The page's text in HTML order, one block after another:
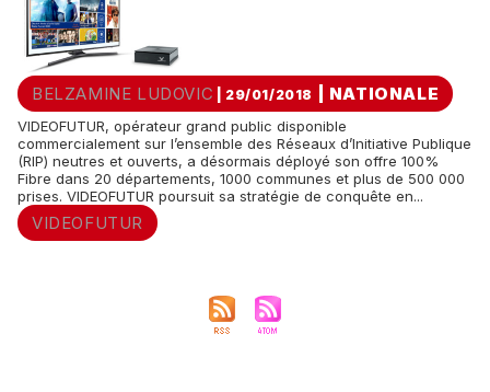
BELZAMINE LUDOVIC | 29/01/2018 NATIONALE
VIDEOFUTUR, opérateur grand public disponible
commercialement sur l’ensemble des Réseaux d’Initiative Publique
(RIP) neutres et ouverts, a désormais déployé son offre 100%
Fibre dans 20 départements, 1000 communes et plus de 500 000
prises. VIDEOFUTUR poursuit sa stratégie de conquête en...
VIDEOFUTUR